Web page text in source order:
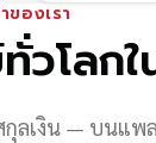
ของเรา
วโลกใ
ลเงิน — บนแพ